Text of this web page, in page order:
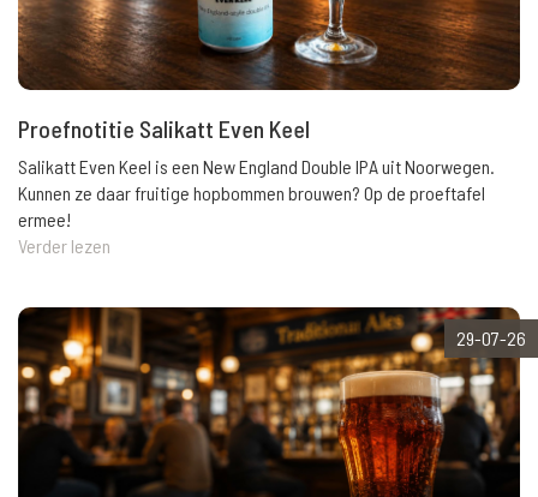
Proefnotitie Salikatt Even Keel
Salikatt Even Keel is een New England Double IPA uit Noorwegen.
Kunnen ze daar fruitige hopbommen brouwen? Op de proeftafel
ermee!
Verder lezen
29-07-26